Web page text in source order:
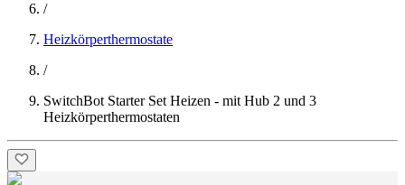
/
Heizkörperthermostate
/
SwitchBot Starter Set Heizen - mit Hub 2 und 3
Heizkörperthermostaten